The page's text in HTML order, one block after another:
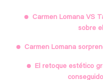
Carmen Lomana VS
sobre
Carmen Lomana
El retoque estético